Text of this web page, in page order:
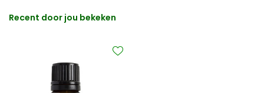
Recent door jou bekeken